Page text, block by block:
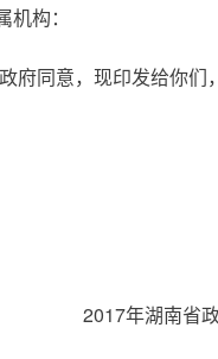
构：
同意，现印发给你们
2017年湖南省政